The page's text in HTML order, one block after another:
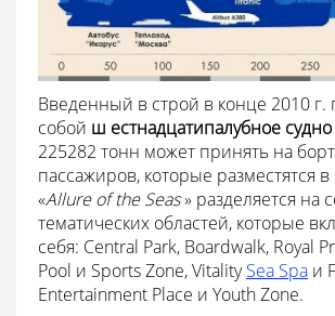
Введенный в строй в конце 2010 г.
собой ш естнадцатипалубное судно
225282 тонн может принять на
пассажиров, которые разместятся
«Allure of the Seas» разделяется на
тематических областей, которые
себя: Central Park, Boardwalk, Royal
Pool и Sports Zone, VitalitySea Spa и
Entertainment Place и Youth Zone.